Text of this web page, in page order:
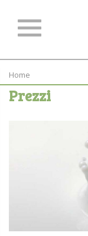
Home
Prezzi